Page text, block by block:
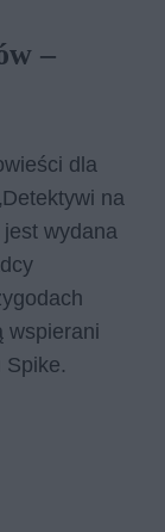
–
dla
na
jest wydana
wspierani
Spike.